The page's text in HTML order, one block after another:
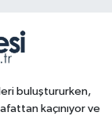
buluştururken,
kaçınıyor ve